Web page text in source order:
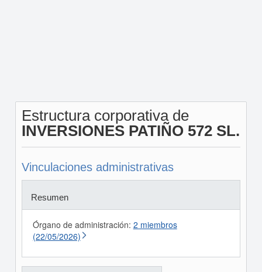
Estructura corporativa de
INVERSIONES PATIÑO 572 SL.
Vinculaciones administrativas
Resumen
Órgano de administración: 2 miembros
(22/05/2026)